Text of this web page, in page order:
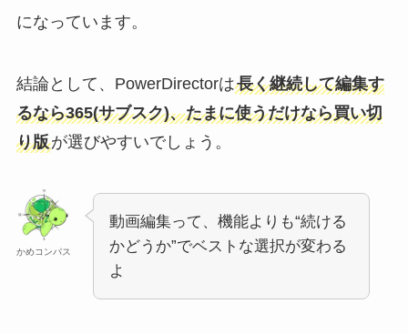
になっています。
結論として、PowerDirectorは長く継続して編集す
るなら365(サブスク)、たまに使うだけなら買い切
り版が選びやすいでしょう。
かめコンパス
動画編集って、機能よりも“続ける
かどうか”でベストな選択が変わる
よ